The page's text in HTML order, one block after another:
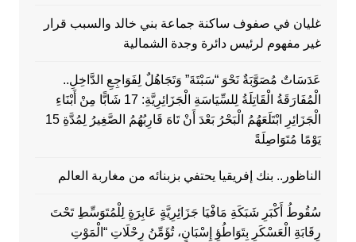
غليان في صفوف ساكنة جماعة بني خالد والسبب قرار
غير مفهوم لرئيس دائرة وجدة الشمالية
عَدَسَاتٌ مُصَوَّبَةٌ نَحْوَ “سَبْتَةَ” وَتَجَاهُلٌ لِفَوَاجِعِ الدَّاخِلِ..
الْمُفَارَقَةُ الْقَاتِلَةُ لِلسِّيَاسَةِ الْجَزَائِرِيَّةِ: 17 شَابًّا مِنْ أَبْنَاءِ
الْجَزَائِرِ ابْتَلَعَهُمُ الْبَحْرُ بَعْدَ أَنْ تَاهَ قَارِبُهُمُ الصَّغِيرُ لِمُدَّةِ 15
يَوْمًا مُتَوَاصِلَةً
الناظور.. بنك إفريقيا يحتفي بزبنائه من مغاربة العالم
سُقُوطُ أَكْبَرِ شَبَكَةِ مَافْيَا جَزَائِرِيَّةٍ عَابِرَةٍ لِلْمُتَوَسِّطِ تَحْتَ
رِقَابَةِ الْعَسْكَرِ بِتَوَاطُؤِ إِسْبَانٍ، تُؤَمِّنُ رِحْلَاتِ “الْمَوْتِ